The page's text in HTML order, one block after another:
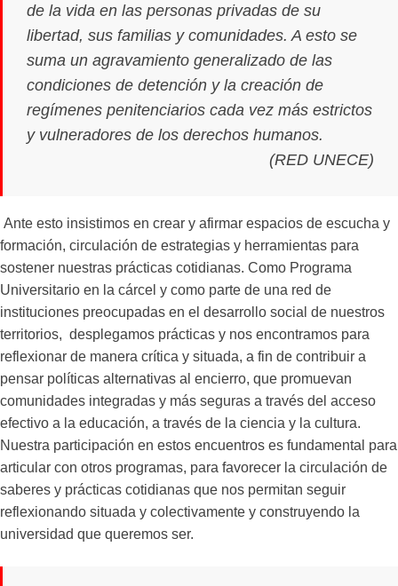
de la vida en las personas privadas de su
libertad, sus familias y comunidades. A esto se
suma un agravamiento generalizado de las
condiciones de detención y la creación de
regímenes penitenciarios cada vez más estrictos
y vulneradores de los derechos humanos.
(RED UNECE)
Ante esto insistimos en crear y afirmar espacios de escucha y
formación, circulación de estrategias y herramientas para
sostener nuestras prácticas cotidianas. Como Programa
Universitario en la cárcel y como parte de una red de
instituciones preocupadas en el desarrollo social de nuestros
territorios, desplegamos prácticas y nos encontramos para
reflexionar de manera crítica y situada, a fin de contribuir a
pensar políticas alternativas al encierro, que promuevan
comunidades integradas y más seguras a través del acceso
efectivo a la educación, a través de la ciencia y la cultura.
Nuestra participación en estos encuentros es fundamental para
articular con otros programas, para favorecer la circulación de
saberes y prácticas cotidianas que nos permitan seguir
reflexionando situada y colectivamente y construyendo la
universidad que queremos ser.